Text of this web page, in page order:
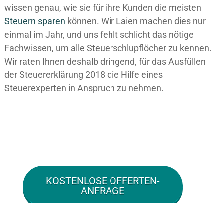
wissen genau, wie sie für ihre Kunden die meisten
Steuern sparen können. Wir Laien machen dies nur
einmal im Jahr, und uns fehlt schlicht das nötige
Fachwissen, um alle Steuerschlupflöcher zu kennen.
Wir raten Ihnen deshalb dringend, für das Ausfüllen
der Steuererklärung 2018 die Hilfe eines
Steuerexperten in Anspruch zu nehmen.
KOSTENLOSE OFFERTEN-
ANFRAGE